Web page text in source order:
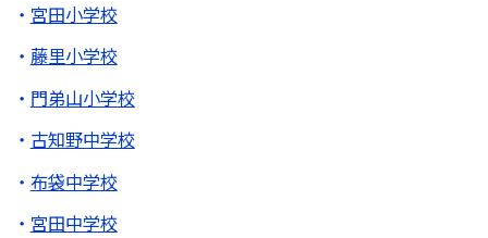
宮田小学校
藤里小学校
門弟山小学校
古知野中学校
布袋中学校
宮田中学校